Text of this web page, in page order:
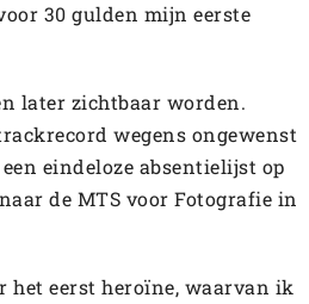
30 gulden mijn eerste
later zichtbaar worden.
wegens ongewenst
eindeloze absentielijst op
de MTS voor Fotografie in
het eerst heroïne, waarvan ik